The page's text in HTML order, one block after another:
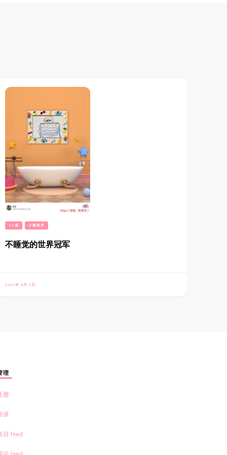
TV课 小熊美术
不睡觉的世界冠军
2022年 9月 2日
理
册
录
目 feed